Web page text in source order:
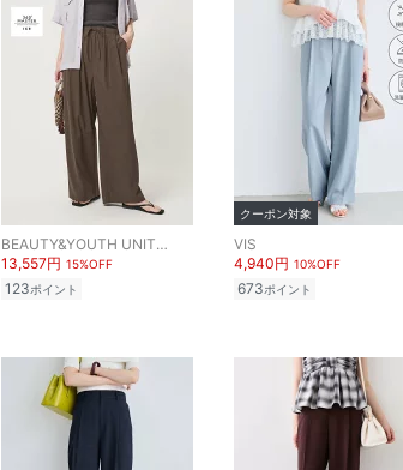
BEAUTY&YOUTH UNITED ARROWS
13,557円 15%OFF
123ポイント
クーポン対象
VIS
4,940円 10%OFF
673ポイント